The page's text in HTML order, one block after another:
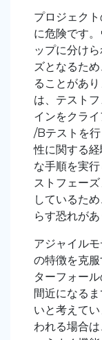
プロジェク
に危険です
ップに分け
ズとなるた
ることがあ
は、テスト
インをクラ
/Bテストを
性に関する
な手順を実
ストフェー
しているた
らす恐れがあ
アジャイル
の特徴を克
ターフォー
間近になる
いと考えて
われる場合